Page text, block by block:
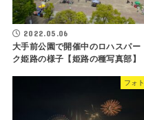
2022.05.06
大手前公園で開催中のロハスパー
ク姫路の様子【姫路の種写真部】
フォト